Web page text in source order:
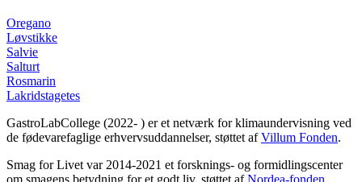
Oregano
Løvstikke
Salvie
Salturt
Rosmarin
Lakridstagetes
GastroLabCollege (2022- ) er et netværk for klimaundervisning ved
de fødevarefaglige erhvervsuddannelser, støttet afVillum Fonden.
Smag for Livet var 2014-2021 et forsknings- og formidlingscenter